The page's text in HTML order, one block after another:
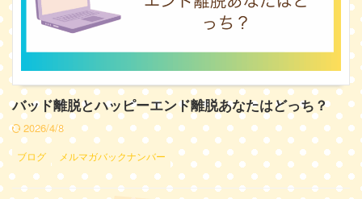
バッド離脱とハッピーエンド離脱あなたはどっち？
2026/4/8
ブログ メルマガバックナンバー